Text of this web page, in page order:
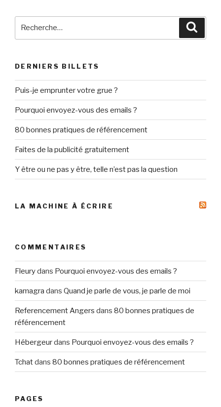
DERNIERS BILLETS
Puis-je emprunter votre grue ?
Pourquoi envoyez-vous des emails ?
80 bonnes pratiques de référencement
Faites de la publicité gratuitement
Y être ou ne pas y être, telle n’est pas la question
LA MACHINE À ÉCRIRE
COMMENTAIRES
Fleurydans Pourquoi envoyez-vous des emails ?
kamagra dans Quand je parle de vous, je parle de moi
Referencement Angers dans 80 bonnes pratiques de
référencement
Hébergeurdans Pourquoi envoyez-vous des emails ?
Tchatdans 80 bonnes pratiques de référencement
PAGES